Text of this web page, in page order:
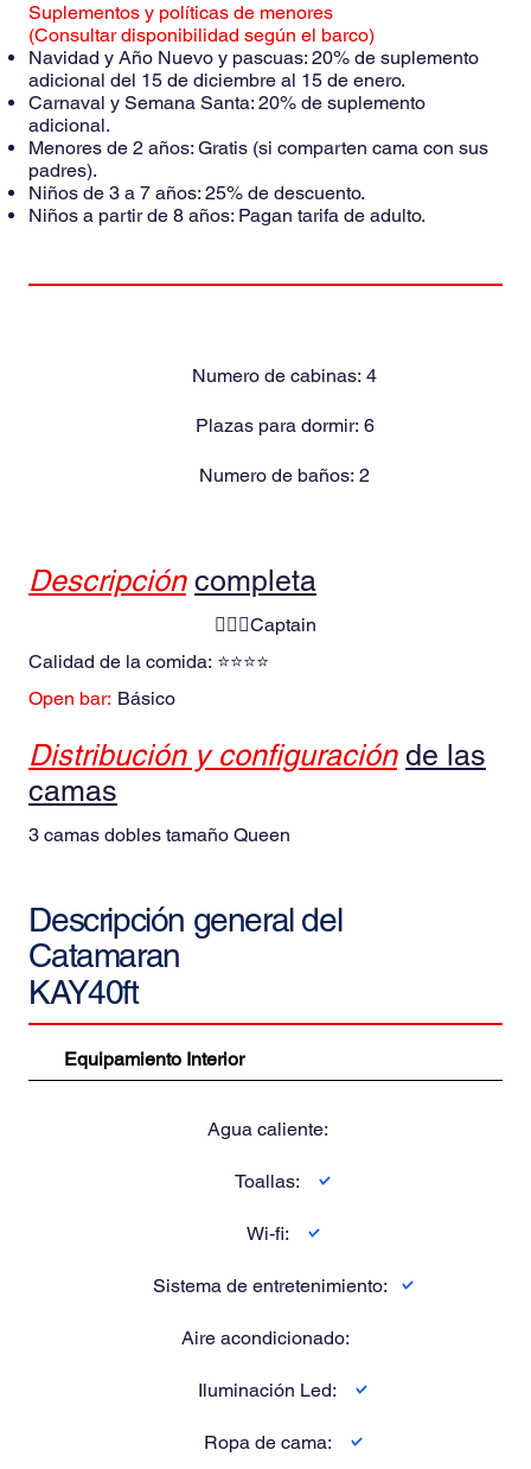
Suplementos y políticas de menores
(Consultar disponibilidad según el barco)
Navidad y Año Nuevo y pascuas: 20% de suplemento
adicional del 15 de diciembre al 15 de enero.
Carnaval y Semana Santa: 20% de suplemento
adicional.
Menores de 2 años: Gratis (si comparten cama con sus
padres).
Niños de 3 a 7 años: 25% de descuento.
Niños a partir de 8 años: Pagan tarifa de adulto.
Numero de cabinas:4
Plazas para dormir: 6
Numero de baños:2
Descripción completa
👮🏻‍♂️Captain
Calidad de la comida: ⭐⭐⭐⭐
Open bar: Básico
Distribución y configuración de las
camas
3 camas dobles tamaño Queen
Descripción general del
Catamaran
KAY40ft
Equipamiento Interior
Agua caliente:
Wi-fi:
Sistema de entretenimiento:
Aire acondicionado:
Toallas:
Ropa de cama:
Iluminación Led: